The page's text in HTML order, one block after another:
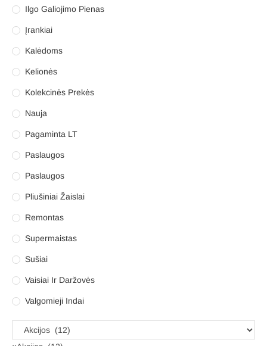
Ilgo Galiojimo Pienas
Įrankiai
Kalėdoms
Kelionės
Kolekcinės Prekės
Nauja
Pagaminta LT
Paslaugos
Paslaugos
Pliušiniai Žaislai
Remontas
Supermaistas
Sušiai
Vaisiai Ir Daržovės
Valgomieji Indai